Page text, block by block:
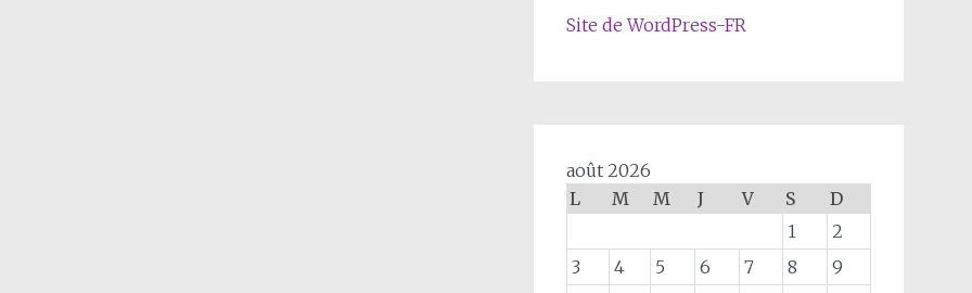
Site de WordPress-FR
août 2026
L
M M J V S
D
1
2
3
4 5 6 7 8
9